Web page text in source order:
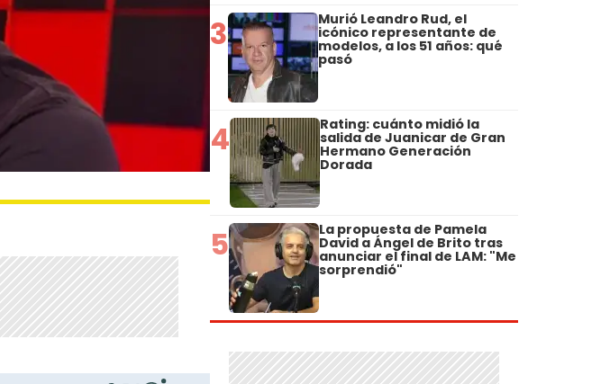
3 Murió Leandro Rud, el
icónico representante de
modelos, a los 51 años: qué
pasó
4 Rating: cuánto midió la
salida de Juanicar de Gran
Hermano Generación
Dorada
5 La propuesta de Pamela
David a Ángel de Brito tras
anunciar el final de LAM: "Me
sorprendió"